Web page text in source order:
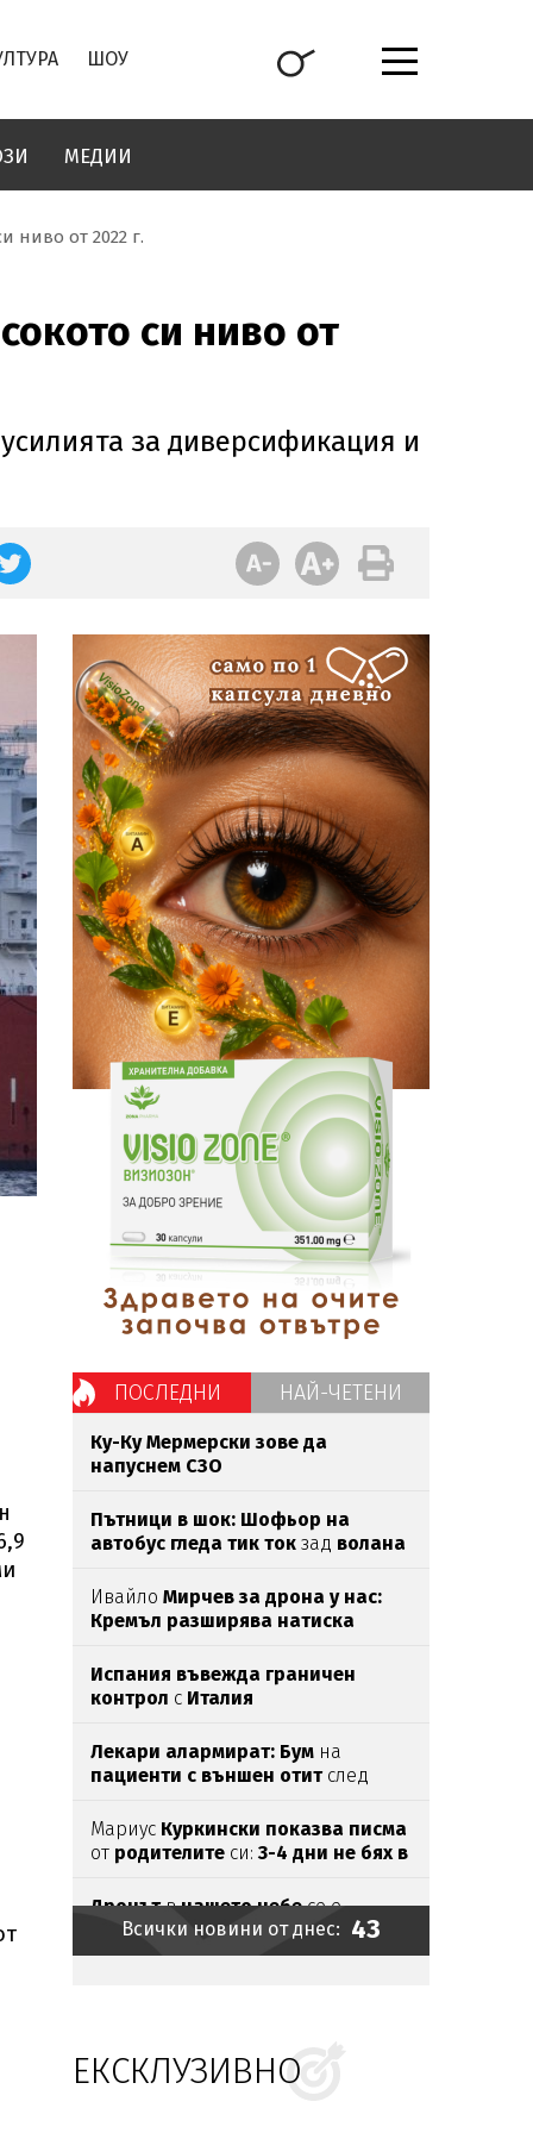
ШОУ
МЕДИИ
ниво от 2022 г.
си ниво от
за диверсификация и
ПОСЛЕДНИ НАЙ-ЧЕТЕНИ
Ку-Ку Мермерски зове да
напуснем СЗО
Пътници в шок: Шофьор на
автобус гледа тик ток зад волана
Ивайло Мирчев за дрона у нас:
Кремъл разширява натиска
Испания въвежда граничен
контрол с Италия
Лекари алармират: Бум на
пациенти с външен отитслед
Мариус Куркински показва писма
от родителите си: 3-4 дни не бях в
Дронътвнашето небесе е
самовзривил и падналв
слънчогледова нива
Украински дронове
предизвикаха пожарв
Всички новини от днес: 43
ЕКСКЛУЗИВНО